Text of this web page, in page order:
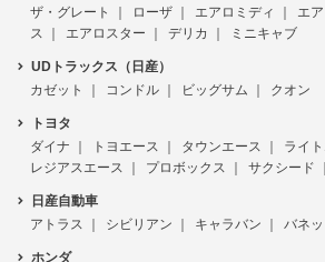
ザ・グレート
ローザ エアロミディ エ
ス
エアロスター デリカ ミニキャブ
UDトラックス（日産）
カゼット
コンドル ビッグサム クオン
トヨタ
ダイナ
トヨエース タウンエース ライ
レジアスエース
プロボックス サクシード
日産自動車
アトラス
シビリアン キャラバン バネッ
ホンダ